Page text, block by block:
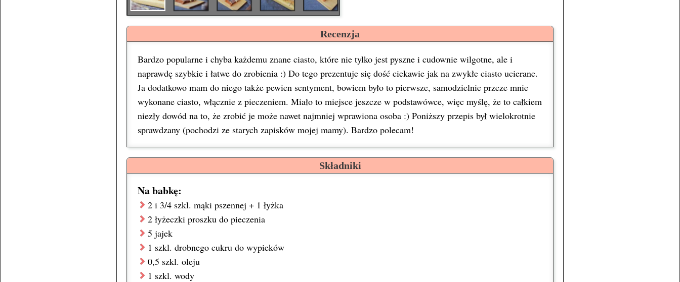
Recenzja
Bardzo popularne i chyba każdemu znane ciasto, które nie tylko jest pyszne i cudownie wilgotne, ale i
naprawdę szybkie i łatwe do zrobienia :) Do tego prezentuje się dość ciekawie jak na zwykłe ciasto ucierane.
Ja dodatkowo mam do niego także pewien sentyment, bowiem było to pierwsze, samodzielnie przeze mnie
wykonane ciasto, włącznie z pieczeniem. Miało to miejsce jeszcze w podstawówce, więc myślę, że to całkiem
niezły dowód na to, że zrobić je może nawet najmniej wprawiona osoba :) Poniższy przepis był wielokrotnie
sprawdzany (pochodzi ze starych zapisków mojej mamy). Bardzo polecam!
Składniki
Na babkę:
2 i 3/4 szkl. mąki pszennej + 1 łyżka
2 łyżeczki proszku do pieczenia
5 jajek
1 szkl. drobnego cukru do wypieków
0,5 szkl. oleju
1 szkl. wody